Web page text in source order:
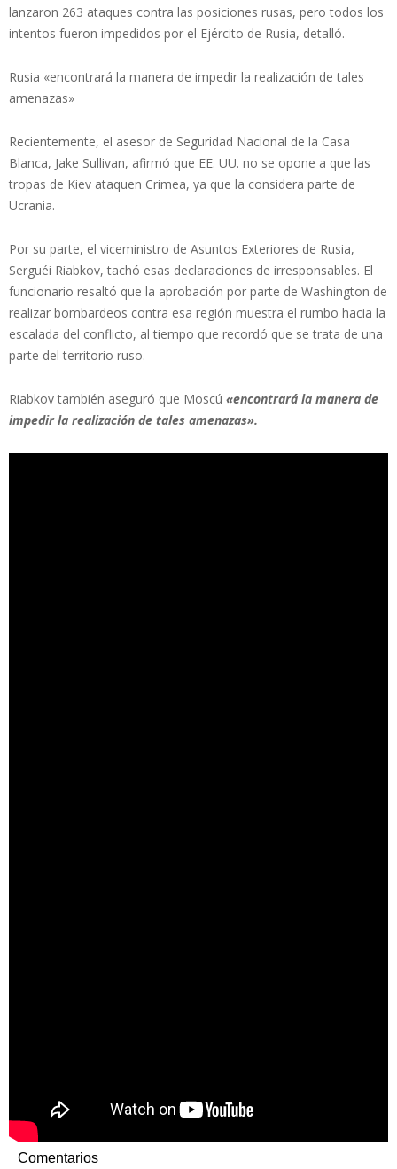
lanzaron 263 ataques contra las posiciones rusas, pero todos los
intentos fueron impedidos por el Ejército de Rusia, detalló.
Rusia «encontrará la manera de impedir la realización de tales
amenazas»
Recientemente, el asesor de Seguridad Nacional de la Casa
Blanca, Jake Sullivan, afirmó que EE. UU. no se opone a que las
tropas de Kiev ataquen Crimea, ya que la considera parte de
Ucrania.
Por su parte, el viceministro de Asuntos Exteriores de Rusia,
Serguéi Riabkov, tachó esas declaraciones de irresponsables. El
funcionario resaltó que la aprobación por parte de Washington de
realizar bombardeos contra esa región muestra el rumbo hacia la
escalada del conflicto, al tiempo que recordó que se trata de una
parte del territorio ruso.
Riabkov también aseguró que Moscú «encontrará la manera de
impedir la realización de tales amenazas».
Comentarios